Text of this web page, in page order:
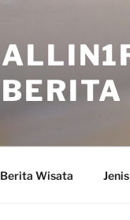
Berita Wisata